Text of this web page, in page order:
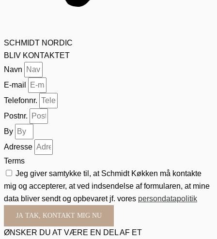
SCHMIDT NORDIC
BLIV KONTAKTET
Navn
E-mail
Telefonnr.
Postnr.
By
Adresse
Terms
Jeg giver samtykke til, at Schmidt Køkken må kontakte
mig og accepterer, at ved indsendelse af formularen, at mine
data bliver sendt og opbevaret jf. vores persondatapolitik
JA TAK, KONTAKT MIG NU
ØNSKER DU AT VÆRE EN DEL AF ET